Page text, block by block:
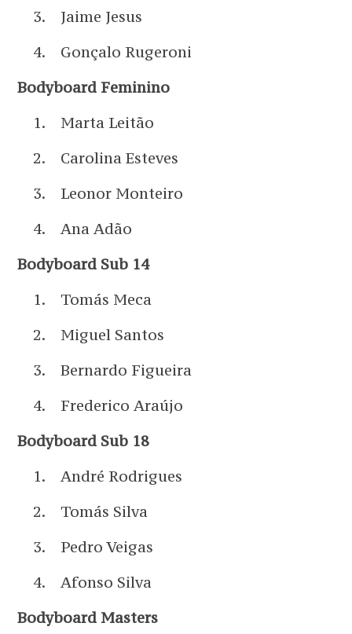
Jaime Jesus
Gonçalo Rugeroni
Bodyboard Feminino
Marta Leitão
Carolina Esteves
Leonor Monteiro
Ana Adão
Bodyboard Sub 14
Tomás Meca
Miguel Santos
Bernardo Figueira
Frederico Araújo
Bodyboard Sub 18
André Rodrigues
Tomás Silva
Pedro Veigas
Afonso Silva
Bodyboard Masters